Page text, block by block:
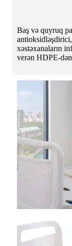
Baş və quyruq
xəstəxanaların
verən HDPE-dən